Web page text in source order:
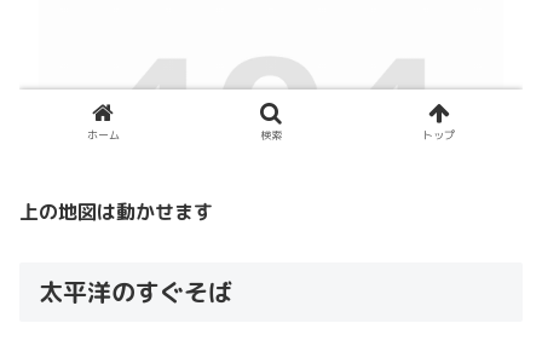
上の地図は動かせます
太平洋のすぐそば